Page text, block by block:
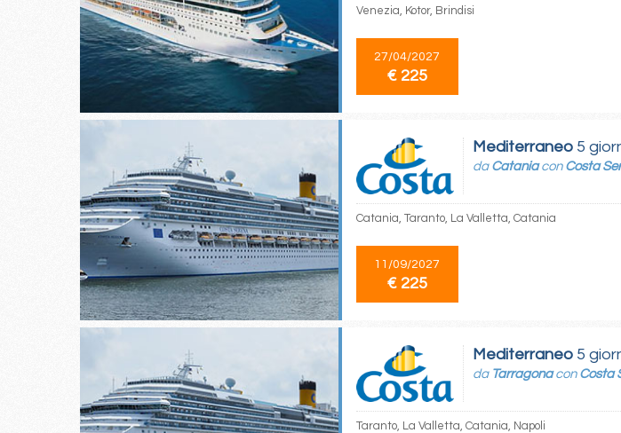
Venezia, Kotor, Brindisi
27/04/2027
€ 225
Mediterraneo 5
da Cataniacon Costa
Catania, Taranto, La Valletta, Catania
11/09/2027
€ 225
Mediterraneo 5
da Tarragonacon Costa
Taranto, La Valletta, Catania, Napoli